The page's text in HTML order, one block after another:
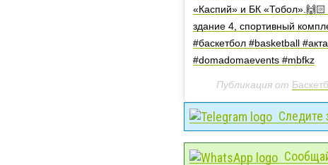
«Каспий» и БК
здание 4, спортивный
#баскетбол #basketball
#domadomaevents #mbfkz
Публикация от
Следите